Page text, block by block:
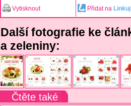
Vytisknout
Přidat na Linkuj
Další fotografie ke
a zeleniny:
Čtěte také